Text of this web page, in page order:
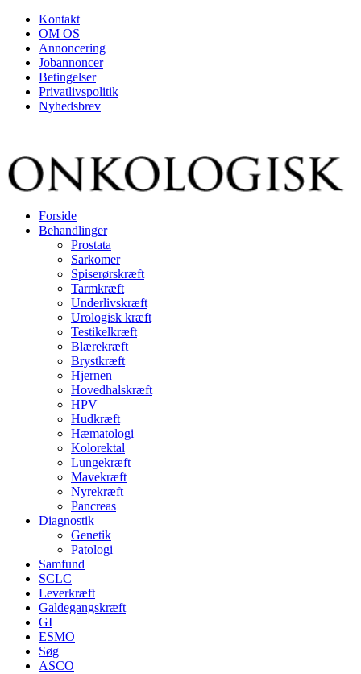
Kontakt
OM OS
Annoncering
Jobannoncer
Betingelser
Privatlivspolitik
Nyhedsbrev
Forside
Behandlinger
Prostata
Sarkomer
Spiserørskræft
Tarmkræft
Underlivskræft
Urologisk kræft
Testikelkræft
Blærekræft
Brystkræft
Hjernen
Hovedhalskræft
HPV
Hudkræft
Hæmatologi
Kolorektal
Lungekræft
Mavekræft
Nyrekræft
Pancreas
Diagnostik
Genetik
Patologi
Samfund
SCLC
Leverkræft
Galdegangskræft
GI
ESMO
Søg
ASCO